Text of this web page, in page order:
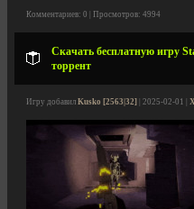
Комментариев: 0 | Просмотров: 4994
Скачать бесплатную игру
торрент
Игру добавил Kusko [2563|32] | 2025-02-01 |